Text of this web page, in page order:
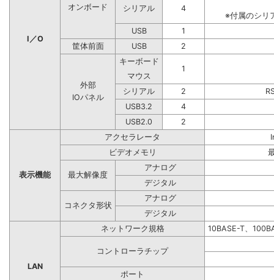
I／O
オンボード
シリアル
4
※付属のシリ
USB
1
筐体前面
USB 2
外部
IOパネル
キーボード
1
マウス
シリアル
2
USB3.2
4
USB2.0
2
表示機能
アクセラレータ
ビデオメモリ
最大解像度
アナログ
デジタル
コネクタ形状
アナログ
デジタル
LAN
ネットワーク規格 10BASE-T、
コントローラチップ
ポート